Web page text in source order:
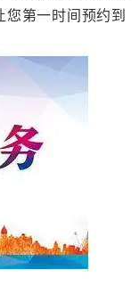
第一时间预约到